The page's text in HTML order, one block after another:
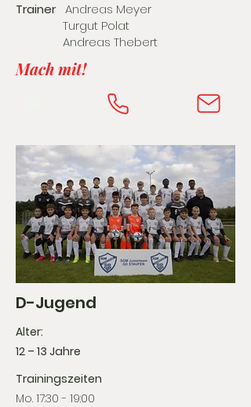
Trainer Andreas Meyer
Turgut Polat
Andreas Thebert
Mach mit!
D-Jugend
Alter:
12 – 13 Jahre
Trainingszeiten
Mo. 17:30 - 19:00